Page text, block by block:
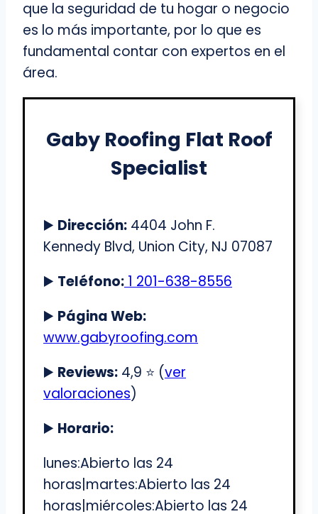
que la seguridad de tu hogar o negocio
es lo más importante, por lo que es
fundamental contar con expertos en el
área.
Gaby Roofing Flat Roof
Specialist
▶️ Dirección: 4404 John F.
Kennedy Blvd, Union City, NJ 07087
▶️ Teléfono: 1 201-638-8556
▶️ Página Web:
www.gabyroofing.com
▶️ Reviews: 4,9 ⭐️ (ver
valoraciones)
▶️ Horario:
lunes:Abierto las 24
horas|martes:Abierto las 24
horas|miércoles:Abierto las 24